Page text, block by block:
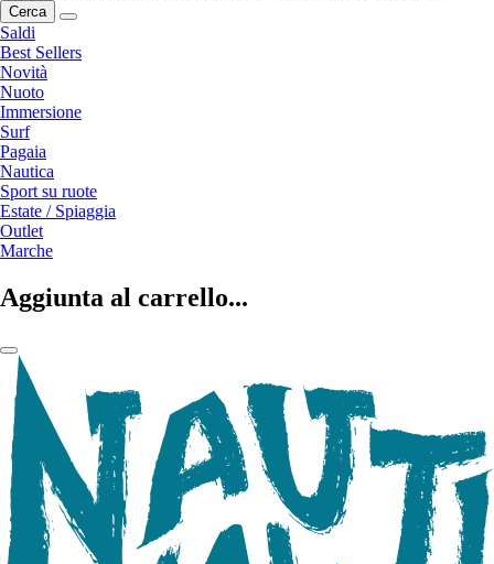
Cerca
Saldi
Best Sellers
Novità
Nuoto
Immersione
Surf
Pagaia
Nautica
Sport su ruote
Estate / Spiaggia
Outlet
Marche
Aggiunta al carrello...